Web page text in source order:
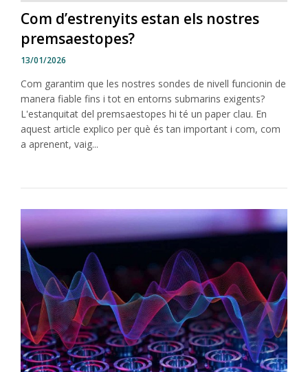
Com d’estrenyits estan els nostres
premsaestopes?
13/01/2026
Com garantim que les nostres sondes de nivell funcionin de
manera fiable fins i tot en entorns submarins exigents?
L'estanquitat del premsaestopes hi té un paper clau. En
aquest article explico per què és tan important i com, com
a aprenent, vaig...